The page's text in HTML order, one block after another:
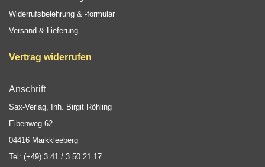
Widerrufsbelehrung & -formular
Versand & Lieferung
Vertrag widerrufen
Anschrift
Sax-Verlag, Inh. Birgit Röhling
Eibenweg 62
04416 Markkleeberg
Tel: (+49) 3 41 / 3 50 21 17